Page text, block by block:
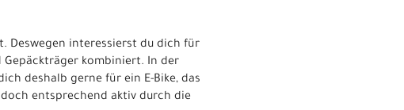
Deswegen interessierst du dich für
Gepäckträger kombiniert. In der
deshalb gerne für ein E-Bike, das
entsprechend aktiv durch die